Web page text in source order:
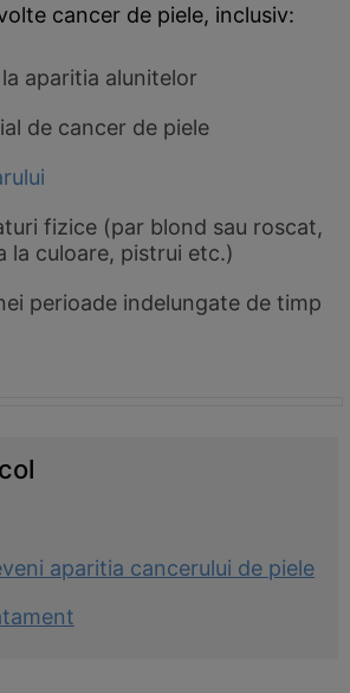
cancer de piele, inclusiv:
aparitia alunitelor
de cancer de piele
fizice (par blond sau roscat,
la culoare, pistrui etc.)
perioade indelungate de timp
aparitia cancerului de piele